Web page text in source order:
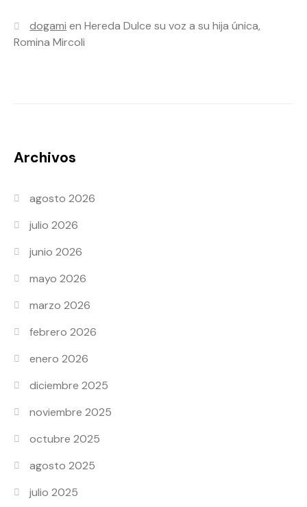
dogami enHereda Dulce su voz a su hija única,
Romina Mircoli
Archivos
agosto 2026
julio 2026
junio 2026
mayo 2026
marzo 2026
febrero 2026
enero 2026
diciembre 2025
noviembre 2025
octubre 2025
agosto 2025
julio 2025